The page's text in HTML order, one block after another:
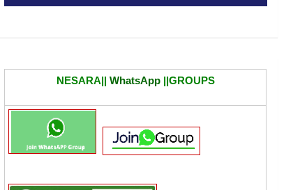
NESARA|| WhatsApp||GROUPS